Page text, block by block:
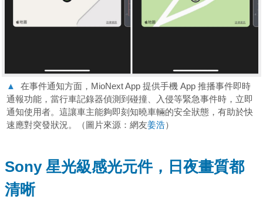
▲
在事件通知方面，MioNext App 提供手機 App 推播事件即時
通報功能，當行車記錄器偵測到碰撞、入侵等緊急事件時，立即
通知使用者。這讓車主能夠即刻知曉車輛的安全狀態，有助於快
速應對突發狀況。（圖片來源：網友姜浩）
Sony 星光級感光元件，日夜畫質都
清晰